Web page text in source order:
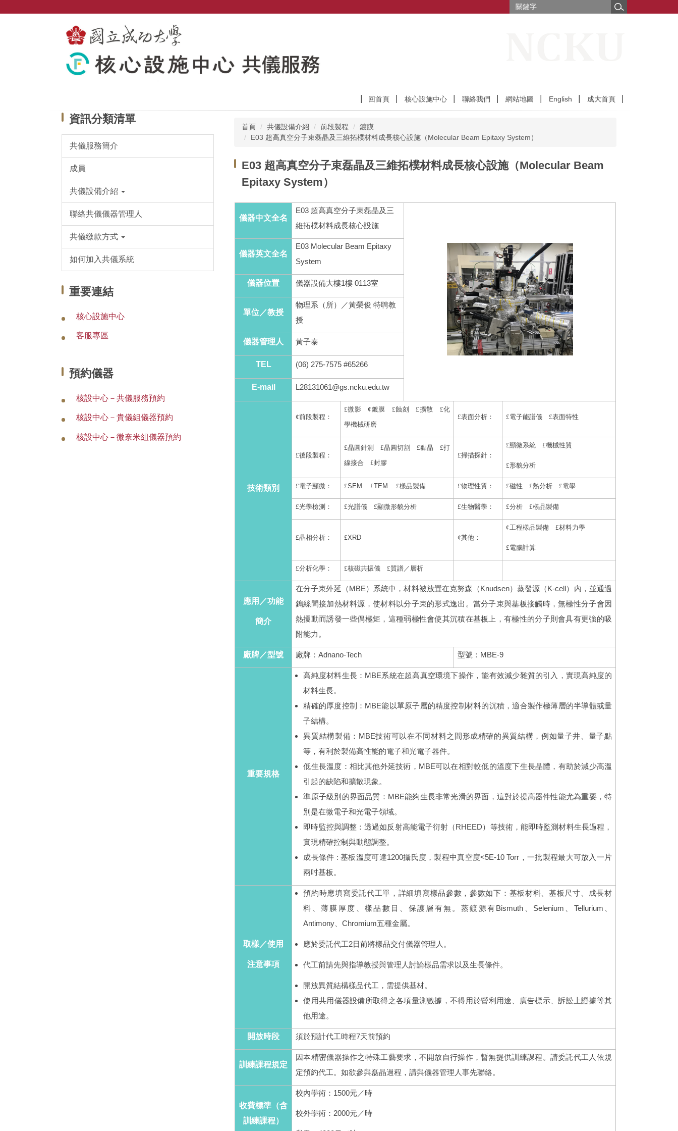
回首頁 核心設施中心 聯絡我們 網站地圖 English 成大首頁
資訊分類清單
共儀服務簡介
成員
共儀設備介紹
聯絡共儀儀器管理人
共儀繳款方式
如何加入共儀系統
重要連結
核心設施中心
客服專區
預約儀器
核設中心－共儀服務預約
核設中心－貴儀組儀器預約
核設中心－微奈米組儀器預約
首頁 共儀設備介紹 前段製程
鍍膜
E03 超高真空分子束磊晶及三維拓樸材料成長核心設施（Molecular Beam Epitaxy System）
E03 超高真空分子束磊晶及三維拓樸材料成長核心設施（Molecular Beam
Epitaxy System）
儀器中文全名
E03 超高真空分子束磊晶及三
維拓樸材料成長核心設施
儀器英文全名
E03 Molecular Beam Epitaxy
System
儀器位置 儀器設備大樓1樓 0113室
單位／教授
物理系（所）／黃榮俊 特聘教
授
儀器管理人 黃子泰
TEL (06) 275-7575 #65266
E-mail L28131061@gs.ncku.edu.tw
技術類別
¢前段製程：
£微影¢鍍膜 £蝕刻 £擴散 £化
學機械研磨
£表面分析： £電子能譜儀 £表面特性
£後段製程：
£晶圓針測 £晶圓切割 £黏晶 £打
線接合 £封膠
£掃描探針：
£顯微系統 £機械性質
£形貌分析
£電子顯微： £SEM £TEM £樣品製備 £物理性質： £磁性 £熱分析 £電學
£光學檢測： £光譜儀 £顯微形貌分析 £生物醫學： £分析 £樣品製備
£晶相分析： £XRD ¢其他：
¢工程樣品製備 £材料力學
£電腦計算
£分析化學： £核磁共振儀 £質譜／層析
應用／功能
簡介
在分子束外延（MBE）系統中，材料被放置在克努森（Knudsen）蒸發源（K-cell）內，並通過
鎢絲間接加熱材料源，使材料以分子束的形式逸出。當分子束與基板接觸時，無極性分子會因
熱擾動而誘發一些偶極矩，這種弱極性會使其沉積在基板上，有極性的分子則會具有更強的吸
附能力。
廠牌／型號 廠牌：Adnano-Tech 型號：MBE-9
重要規格
高純度材料生長：MBE系統在超高真空環境下操作，能有效減少雜質的引入，實現高純度的
材料生長。
精確的厚度控制：MBE能以單原子層的精度控制材料的沉積，適合製作極薄層的半導體或量
子結構。
異質結構製備：MBE技術可以在不同材料之間形成精確的異質結構，例如量子井、量子點
等，有利於製備高性能的電子和光電子器件。
低生長溫度：相比其他外延技術，MBE可以在相對較低的溫度下生長晶體，有助於減少高溫
引起的缺陷和擴散現象。
準原子級別的界面品質：MBE能夠生長非常光滑的界面，這對於提高器件性能尤為重要，特
別是在微電子和光電子領域。
即時監控與調整：透過如反射高能電子衍射（RHEED）等技術，能即時監測材料生長過程，
實現精確控制與動態調整。
成長條件 : 基板溫度可達1200攝氏度，製程中真空度<5E-10 Torr，一批製程最大可放入一片
兩吋基板。
取樣／使用
注意事項
預約時應填寫委託代工單，詳細填寫樣品參數，參數如下：基板材料、基板尺寸、成長材
料、薄膜厚度、樣品數目、保護層有無。蒸鍍源有Bismuth、Selenium、Tellurium、
Antimony、Chromium五種金屬。
應於委託代工2日前將樣品交付儀器管理人。
代工前請先與指導教授與管理人討論樣品需求以及生長條件。
開放異質結構樣品代工，需提供基材。
使用共用儀器設備所取得之各項量測數據，不得用於營利用途、廣告標示、訴訟上證據等其
他用途。
開放時段 須於預計代工時程7天前預約
訓練課程規定
因本精密儀器操作之特殊工藝要求，不開放自行操作，暫無提供訓練課程。請委託代工人依規
定預約代工。如欲參與磊晶過程，請與儀器管理人事先聯絡。
收費標準（含
訓練課程）
校內學術：1500元／時
校外學術：2000元／時